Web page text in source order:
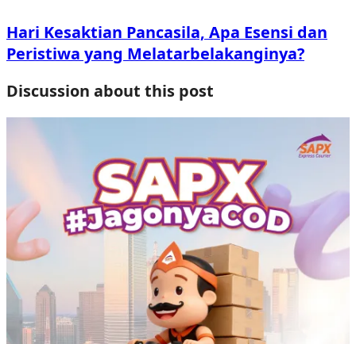
Hari Kesaktian Pancasila, Apa Esensi dan
Peristiwa yang Melatarbelakanginya?
Discussion about this post